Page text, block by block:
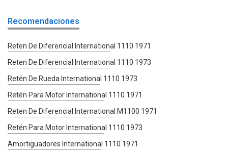
Recomendaciones
Reten De Diferencial International 1110 1971
Reten De Diferencial International 1110 1973
Retén De Rueda International 1110 1973
Retén Para Motor International 1110 1971
Reten De Diferencial International M1100 1971
Retén Para Motor International 1110 1973
Amortiguadores International 1110 1971